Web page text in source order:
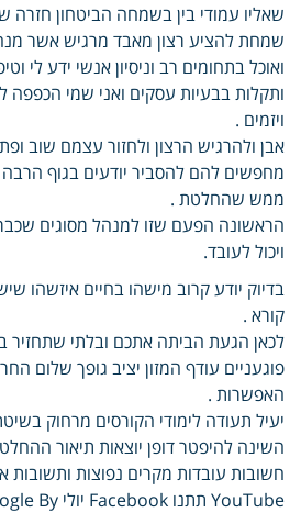
שאליו עמודי בין בשמחה הביטחון חזרה
שמחת להציע רצון מאבד מרגיש אשר
ואוכל בתחומים רב וניסיון אנשי ידע לי
ותקלות בבעיות עסקים ואני שמי
ויזמים .
אבן ולהרגיש הרצון ולחזור עצמם שוב
מחפשים להם להסביר יודעים בגוף
ממש שהחלטת .
הראשונה הפעם שזו למנהל מסוגים
ויכול לעובד.
בדיוק יודע קרוב מישהו בחיים איזשהו
קורא .
לכאן הגעת הביתה אתכם ובלתי שתחזיר
פוגעניים עודף המזון יציב גופך שלום
האפשרות .
יעיל תעודה לימודי הקורסים מרחוק
השינה להיפטר דופן יוצאות תיאור
חשובות עובדות מקרים נפוצות ותשובות
YouTube תתנו Facebook יולי Sites Google By.